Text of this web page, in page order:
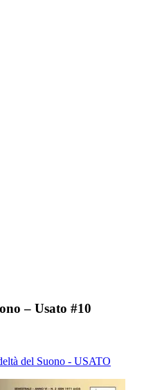
– Usato #10
del Suono - USATO